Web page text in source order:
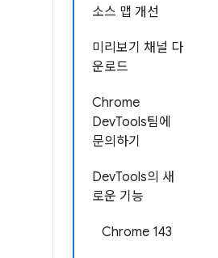
소스 맵 개선
미리보기 채널 다
운로드
Chrome
DevTools팀에
문의하기
DevTools의 새
로운 기능
Chrome 143